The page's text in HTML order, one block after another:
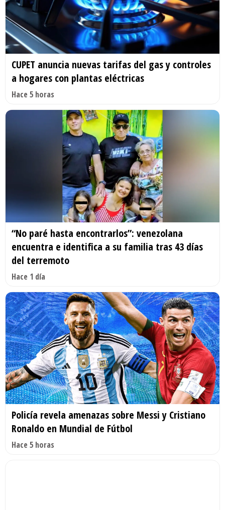
CUPET anuncia nuevas tarifas del gas y controles
a hogares con plantas eléctricas
Hace 5 horas
“No paré hasta encontrarlos”: venezolana
encuentra e identifica a su familia tras 43 días
del terremoto
Hace 1 día
Policía revela amenazas sobre Messi y Cristiano
Ronaldo en Mundial de Fútbol
Hace 5 horas